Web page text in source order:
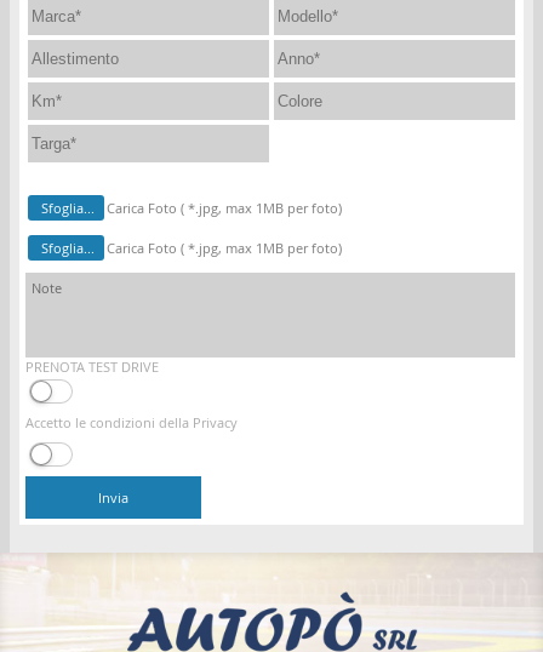
Sfoglia... Carica Foto ( *.jpg, max 1MB per foto)
Sfoglia... Carica Foto ( *.jpg, max 1MB per foto)
PRENOTA TEST DRIVE
Accetto le condizioni della Privacy